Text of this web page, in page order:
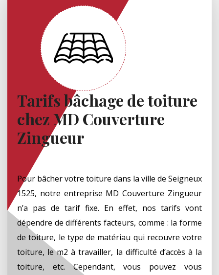
Tarifs bâchage de toiture
chez MD Couverture
Zingueur
Pour bâcher votre toiture dans la ville de Seigneux
1525, notre entreprise MD Couverture Zingueur
n’a pas de tarif fixe. En effet, nos tarifs vont
dépendre de différents facteurs, comme : la forme
de toiture, le type de matériau qui recouvre votre
toiture, le m2 à travailler, la difficulté d’accès à la
toiture, etc. Cependant, vous pouvez vous